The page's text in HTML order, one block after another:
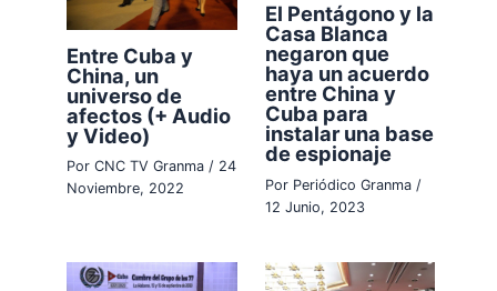
Entre Cuba y
China, un
universo de
afectos (+ Audio
y Video)
PorCNC TV Granma/ 24
Noviembre, 2022
El Pentágono y la
Casa Blanca
negaron que
haya un acuerdo
entre China y
Cuba para
instalar una base
de espionaje
Por Periódico Granma /
12 Junio, 2023